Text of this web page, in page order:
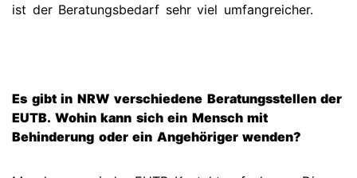
ist der Beratungsbedarf sehr viel umfangreicher.
Es gibt in NRW verschiedene Beratungsstellen der
EUTB. Wohin kann sich ein Mensch mit
Behinderung oder ein Angehöriger wenden?